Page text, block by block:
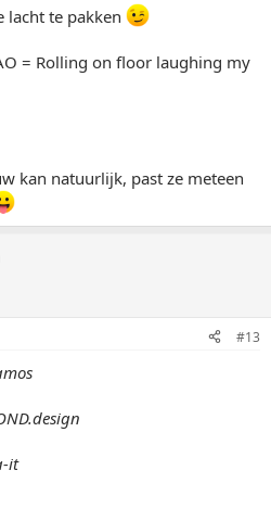
lacht te pakken
= Rolling on floor laughing my
kan natuurlijk, past ze meteen
#13
it